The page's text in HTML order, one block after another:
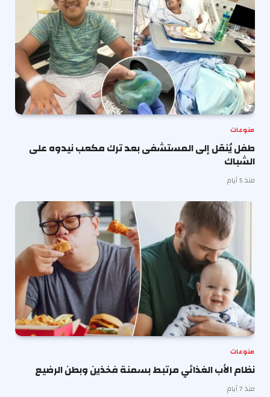
منوعات
طفل يُنقل إلى المستشفى بعد ترك مكعب نيدوه على
الشباك
منذ 5 أيام
منوعات
نظام الأب الغذائي مرتبط بسمنة فخذين وبطن الرضيع
منذ 7 أيام